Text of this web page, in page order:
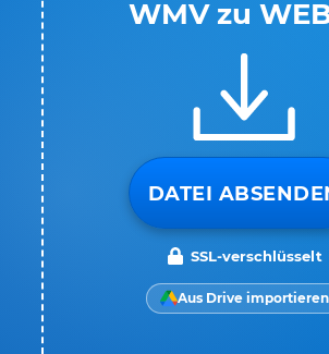
WMV zu
DATEI
SSL-verschlüsselt
Aus Drive importieren